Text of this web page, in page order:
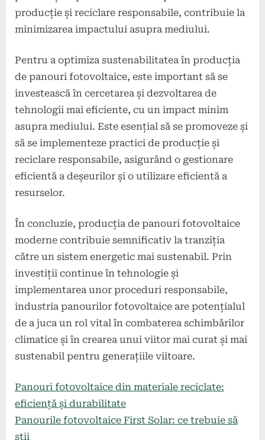
producție și reciclare responsabile, contribuie la
minimizarea impactului asupra mediului.
Pentru a optimiza sustenabilitatea în producția
de panouri fotovoltaice, este important să se
investească în cercetarea și dezvoltarea de
tehnologii mai eficiente, cu un impact minim
asupra mediului. Este esențial să se promoveze și
să se implementeze practici de producție și
reciclare responsabile, asigurând o gestionare
eficientă a deșeurilor și o utilizare eficientă a
resurselor.
În concluzie, producția de panouri fotovoltaice
moderne contribuie semnificativ la tranziția
către un sistem energetic mai sustenabil. Prin
investiții continue în tehnologie și
implementarea unor proceduri responsabile,
industria panourilor fotovoltaice are potențialul
de a juca un rol vital în combaterea schimbărilor
climatice și în crearea unui viitor mai curat și mai
sustenabil pentru generațiile viitoare.
Panouri fotovoltaice din materiale reciclate:
eficiență și durabilitate
Panourile fotovoltaice First Solar: ce trebuie să
știi